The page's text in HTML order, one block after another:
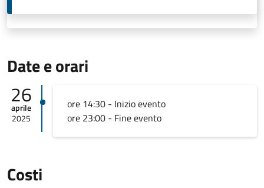
Date e orari
26
aprile
2025
ore 14:30 - Inizio evento
ore 23:00 - Fine evento
Costi